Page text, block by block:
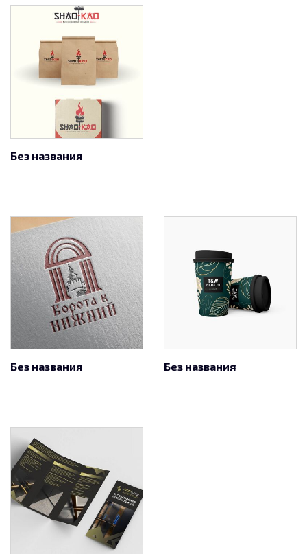
Без названия
Без названия Без названия